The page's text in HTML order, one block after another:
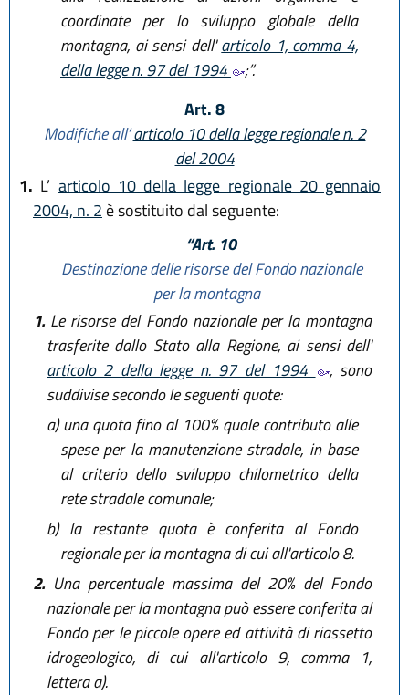
coordinate per lo sviluppo globale della
montagna, ai sensi dell'articolo 1, comma 4,
della legge n. 97 del 1994
;”.
Art. 8
Modifiche all’articolo 10 della legge regionale n. 2
del 2004
1. L’ articolo 10 della legge regionale 20 gennaio
2004, n. 2 è sostituito dal seguente:
“Art. 10
Destinazione delle risorse del Fondo nazionale
per la montagna
1.Le risorse del Fondo nazionale per la montagna
trasferite dallo Stato alla Regione, ai sensi dell'
articolo 2 della legge n. 97 del 1994
, sono
suddivise secondo le seguenti quote:
a)una quota fino al 100% quale contributo alle
spese per la manutenzione stradale, in base
al criterio dello sviluppo chilometrico della
rete stradale comunale;
b)la restante quota è conferita al Fondo
regionale per la montagna di cui all'articolo 8.
2.Una percentuale massima del 20% del Fondo
nazionale per la montagna può essere conferita al
Fondo per le piccole opere ed attività di riassetto
idrogeologico, di cui all'articolo 9, comma 1,
lettera a).